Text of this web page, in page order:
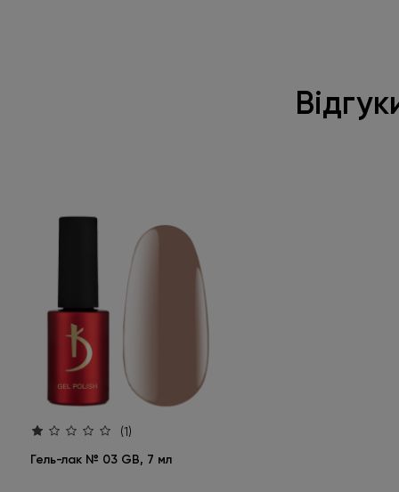
(1)
Гель-лак № 03 GB, 7 мл